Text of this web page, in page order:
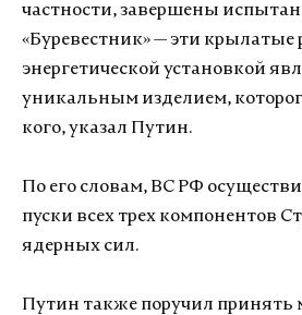
частности, завершены
«Буревестник» — эти крылатые
энергетической установкой
уникальным изделием,
кого, указал Путин.
По его словам, ВС РФ
пуски всех трех компонентов
ядерных сил.
Путин также поручил принять